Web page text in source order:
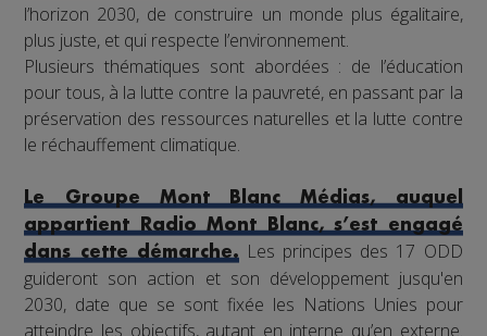
l’horizon 2030, de construire un monde plus égalitaire,
plus juste, et qui respecte l’environnement.
Plusieurs thématiques sont abordées : de l’éducation
pour tous, à la lutte contre la pauvreté, en passant par la
préservation des ressources naturelles et la lutte contre
le réchauffement climatique.
Le Groupe Mont Blanc Médias, auquel
appartient Radio Mont Blanc, s’est engagé
dans cette démarche.Les principes des 17 ODD
guideront son action et son développement jusqu'en
2030, date que se sont fixée les Nations Unies pour
atteindre les objectifs, autant en interne qu’en externe.